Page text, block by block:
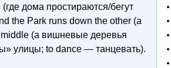
дома простираются/бегут
the Park runs down the other (а
middle (а вишневые деревья
улицы; to dance — танцевать).